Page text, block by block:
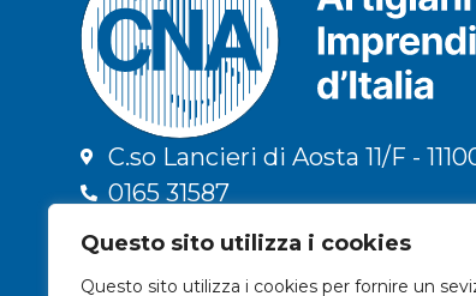
Questo sito utilizza i cookies
Questo sito utilizza i cookies per fornire un
C.so Lancieri di Aosta 11/F -
0165 31587
info@cna.ao.it